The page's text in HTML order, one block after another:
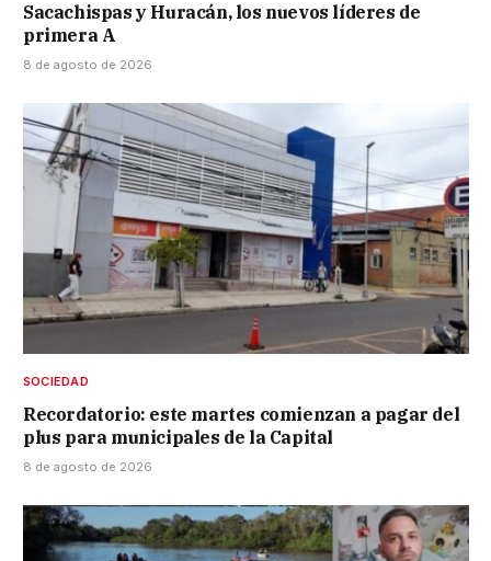
Sacachispas y Huracán, los nuevos líderes de
primera A
8 de agosto de 2026
SOCIEDAD
Recordatorio: este martes comienzan a pagar del
plus para municipales de la Capital
8 de agosto de 2026